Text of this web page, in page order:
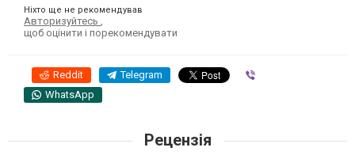
Ніхто ще не рекомендував
Авторизуйтесь
щоб оцінити і порекомендувати
Reddit Telegram
WhatsApp
Рецензія